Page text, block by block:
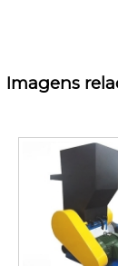
Imagens